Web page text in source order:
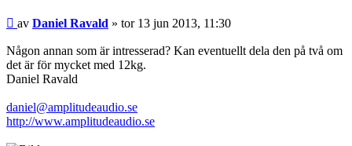
Inlägg
av Daniel Ravald » tor 13 jun 2013, 11:30
Någon annan som är intresserad? Kan eventuellt dela den på två om
det är för mycket med 12kg.
Daniel Ravald
daniel@amplitudeaudio.se
http://www.amplitudeaudio.se